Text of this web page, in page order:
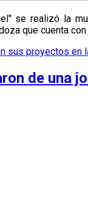
se realizó la
que cuenta
sus proyectos
de una